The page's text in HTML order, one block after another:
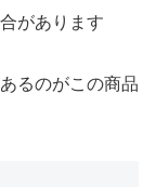
があります
るのがこの商品